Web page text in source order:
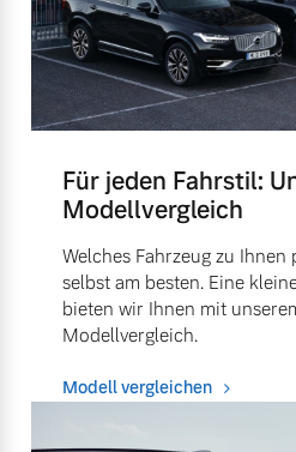
Für jeden Fahrstil:
Modellvergleich
Welches Fahrzeug zu Ihnen
selbst am besten. Eine
bieten wir Ihnen mit
Modellvergleich.
Modell vergleichen